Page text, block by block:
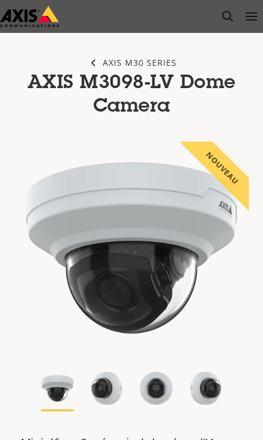
Passer
au
open
AXIS M30 SERIES
AXIS M3098-LV Dome
Camera
NOUVEAU